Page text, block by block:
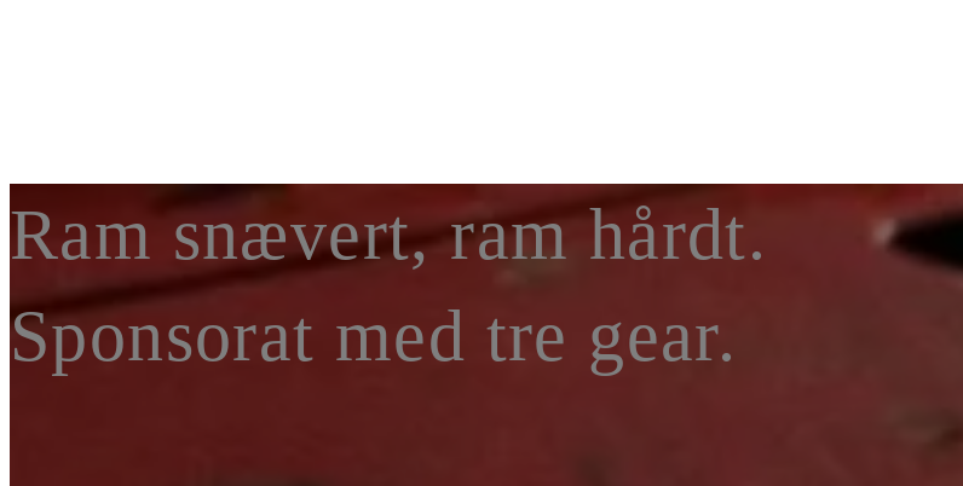
Ram snævert, ram hårdt.
Sponsorat med tre gear.